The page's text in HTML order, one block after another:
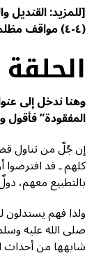
[للمزيد:القنديل
(٤-٤) مواقف مظلمة
وهنا ندخل إلى
المفقودة” فأقول
إن جُلّ من تناول
كلهم ـ قد
بالتطبيع معهم،
ولذا فهم
صلى الله عليه
شابهها من أحداث